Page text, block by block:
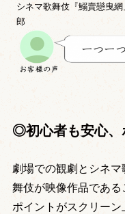
シネマ歌舞伎『鰯賣戀曳
郎
◎初心者も安心、
劇場での観劇とシネ
舞伎が映像作品であ
ポイントがスクリー